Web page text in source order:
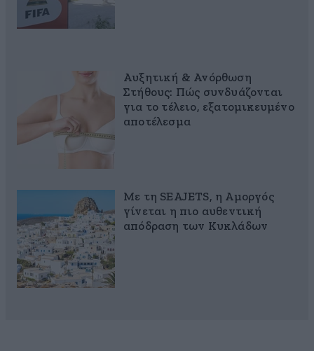
Αυξητική & Ανόρθωση
Στήθους: Πώς συνδυάζονται
για το τέλειο, εξατομικευμένο
αποτέλεσμα
Με τη SEAJETS, η Αμοργός
γίνεται η πιο αυθεντική
απόδραση των Κυκλάδων